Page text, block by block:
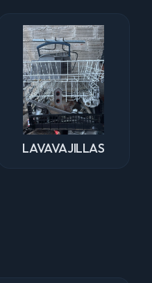
LAVAVAJILLAS